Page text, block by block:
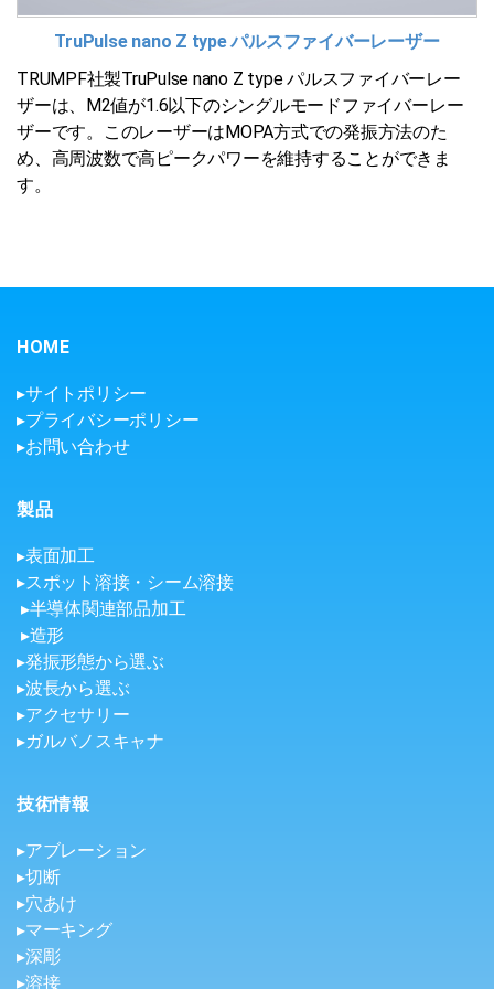
TruPulse nano Z type パルスファイバーレーザー
TRUMPF社製TruPulse nano Z type パルスファイバーレー
ザーは、M2値が1.6以下のシングルモードファイバーレー
ザーです。このレーザーはMOPA方式での発振方法のた
め、高周波数で高ピークパワーを維持することができま
す。
HOME
▸サイトポリシー
▸プライバシーポリシー
▸お問い合わせ
製品
▸表面加工
▸スポット溶接・シーム溶接
▸半導体関連部品加工
▸造形
▸発振形態から選ぶ
▸波長から選ぶ
▸アクセサリー
▸ガルバノスキャナ
技術情報
▸アブレーション
▸切断
▸穴あけ
▸マーキング
▸深彫
▸溶接